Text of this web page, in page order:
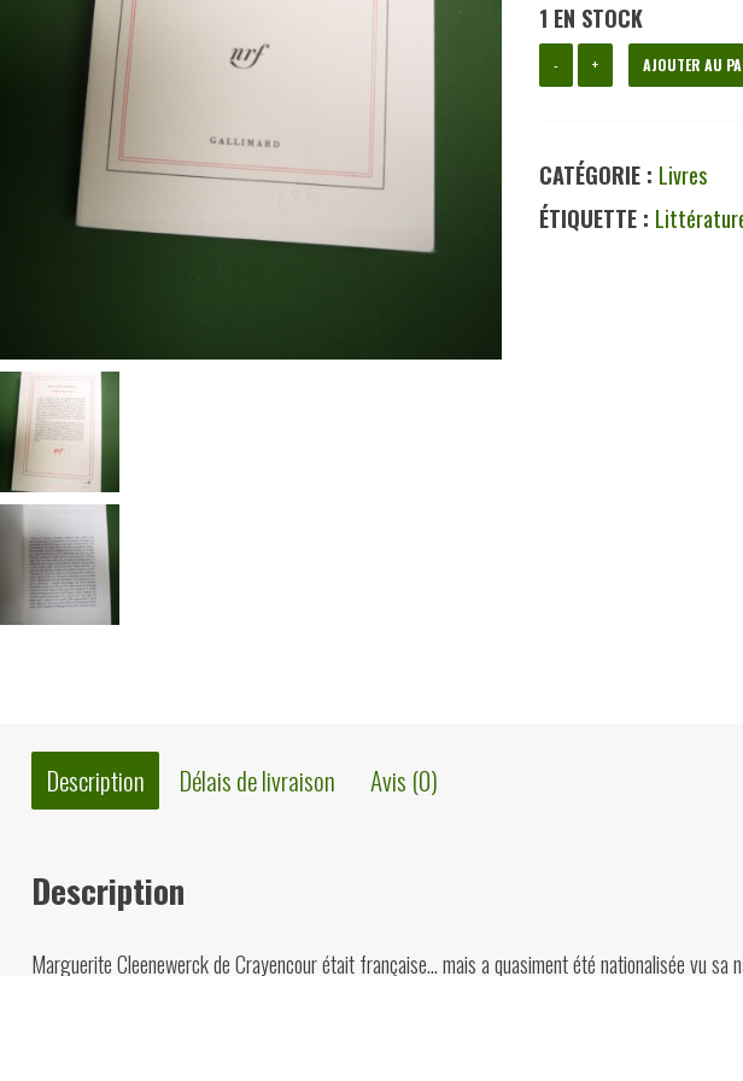
1 EN STOCK
-
quantité
du
nord,
+ AJOUTER AU
CATÉGORIE : Livres
ÉTIQUETTE :
Description Délais de livraison Avis (0)
Description
Marguerite Cleenewerck de Crayencour était française… mais a quasiment été nationalisée vu sa